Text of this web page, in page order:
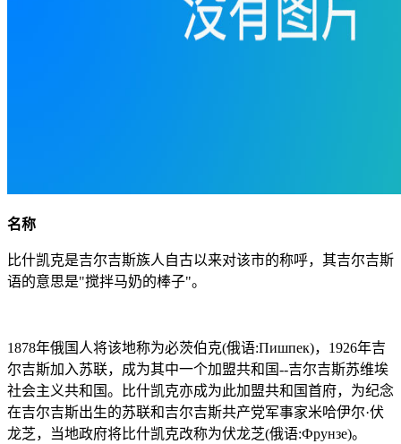
名称
比什凯克是吉尔吉斯族人自古以来对该市的称呼，其吉尔吉斯
语的意思是"搅拌马奶的棒子"。
1878年俄国人将该地称为必茨伯克(俄语:Пишпек)，1926年吉
尔吉斯加入苏联，成为其中一个加盟共和国--吉尔吉斯苏维埃
社会主义共和国。比什凯克亦成为此加盟共和国首府，为纪念
在吉尔吉斯出生的苏联和吉尔吉斯共产党军事家米哈伊尔·伏
龙芝，当地政府将比什凯克改称为伏龙芝(俄语:Фрунзе)。